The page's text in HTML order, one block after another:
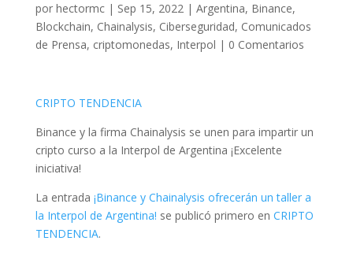
por hectormc| Sep 15, 2022| Argentina, Binance,
Blockchain, Chainalysis, Ciberseguridad, Comunicados
de Prensa, criptomonedas, Interpol | 0 Comentarios
CRIPTO TENDENCIA
Binance y la firma Chainalysis se unen para impartir un
cripto curso a la Interpol de Argentina ¡Excelente
iniciativa!
La entrada ¡Binance y Chainalysis ofrecerán un taller a
la Interpol de Argentina! se publicó primero en CRIPTO
TENDENCIA.